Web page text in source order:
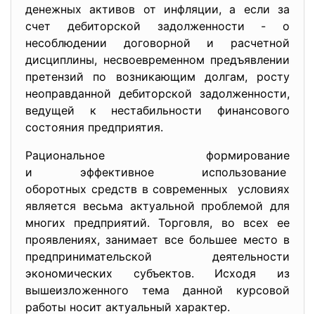
денежных активов от инфляции, а если за
счет дебиторской задолженности - о
несоблюдении договорной и расчетной
дисциплины, несвоевременном предъявлении
претензий по возникающим долгам, росту
неоправданной дебиторской задолженности,
ведущей к нестабильности финансового
состояния предприятия.
Рациональное формирование
и эффективное использование
оборотных средств всовременных условиях
является весьма актуальной проблемой для
многих предприятий. Торговля, во всех ее
проявлениях, занимает все большее место в
предпринимательской деятельности
экономических субъектов. Исходя из
вышеизложенного тема данной курсовой
работы носит актуальный характер.